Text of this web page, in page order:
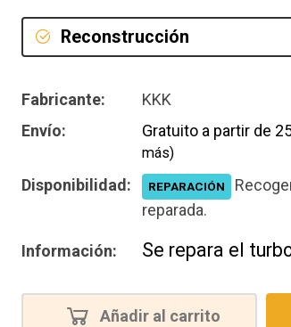
Reconstrucción
Fabricante:
KKK
Envío:
Gratuito a partir de
más)
Disponibilidad: REPARACIÓN
reparada.
Información: Se repara el
Añadir al carrito